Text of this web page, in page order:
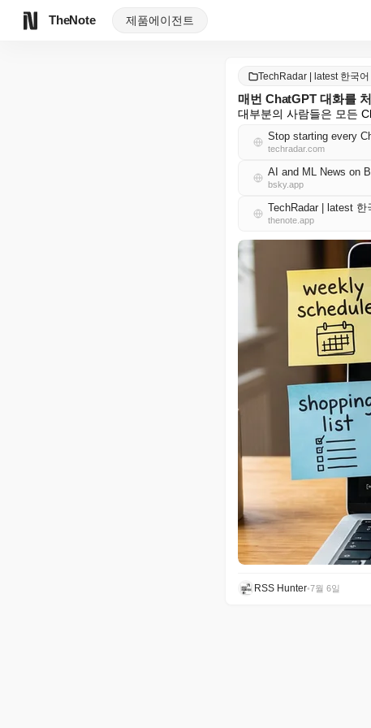
TheNote 제품에이전트
TechRadar | latest 한국어
매번 ChatGPT 대화를
대부분의 사람들은 모든
Stop starting every
techradar.com
AI and ML News on
bsky.app
TechRadar | latest 한
thenote.app
RSS Hunter•7월 6일